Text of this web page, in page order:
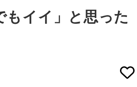
イイ」と思った